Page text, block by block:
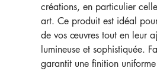
créations, en particulier
art. Ce produit est idéal
de vos œuvres tout en leur
lumineuse et sophistiquée.
garantit une finition